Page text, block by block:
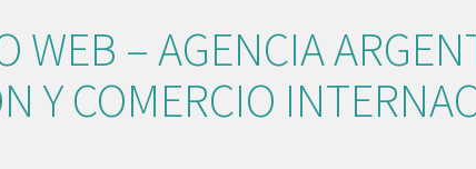
WEB – AGENCIA
Y COMERCIO